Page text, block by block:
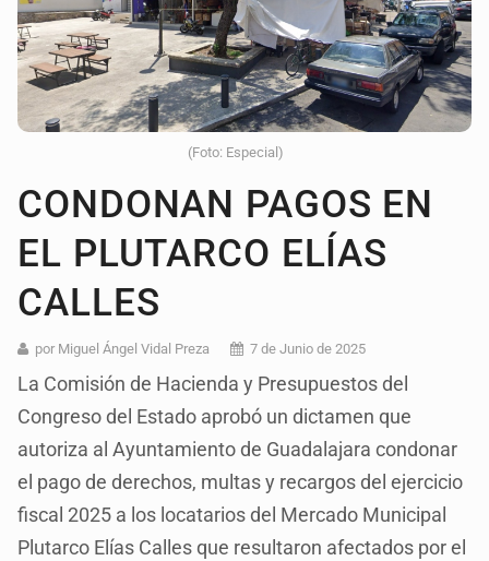
(Foto: Especial)
CONDONAN PAGOS EN
EL PLUTARCO ELÍAS
CALLES
por Miguel Ángel Vidal Preza 7 de Junio de 2025
La Comisión de Hacienda y Presupuestos del
Congreso del Estado aprobó un dictamen que
autoriza al Ayuntamiento de Guadalajara condonar
el pago de derechos, multas y recargos del ejercicio
fiscal 2025 a los locatarios del Mercado Municipal
Plutarco Elías Calles que resultaron afectados por el